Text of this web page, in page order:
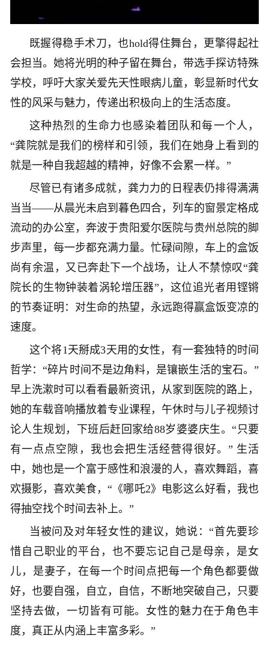
既握得稳手术刀，也hold得住舞台，更擎得起社
会担当。她将光明的种子留在舞台，带选手探访特殊
学校，呼吁大家关爱先天性眼病儿童，彰显新时代女
性的风采与魅力，传递出积极向上的生活态度。
这种热烈的生命力也感染着团队和每一个人，
“龚院就是我们的榜样和引领，我们在她身上看到的
就是一种自我超越的精神，好像不会累一样。”
尽管已有诸多成就，龚力力的日程表仍排得满满
当当——从晨光未启到暮色四合，列车的窗景定格成
流动的办公室，奔波于贵阳爱尔医院与贵州总院的脚
步声里，每一步都充满力量。忙碌间隙，车上的盒饭
尚有余温，又已奔赴下一个战场，让人不禁惊叹“龚
院长的生物钟装着涡轮增压器”，这位追光者用铿锵
的节奏证明：对生命的热望，永远跑得赢盒饭变凉的
速度。
这个将1天掰成3天用的女性，有一套独特的时间
哲学：“碎片时间不是边角料，是镶嵌生活的宝石。”
早上洗漱时可以看看最新资讯，从家到医院的路上，
她的车载音响播放着专业课程，午休时与儿子视频讨
论人生规划，下班后赶回家给88岁婆婆庆生。“只要
有一点点空隙，我也会把生活经营得很好。” 生活
中，她也是一个富于感性和浪漫的人，喜欢舞蹈，喜
欢摄影，喜欢美食，“《哪吒2》电影这么好看，我也
得抽空找个时间去补上。”
当被问及对年轻女性的建议，她说：“首先要珍
惜自己职业的平台，也不要忘记自己是母亲，是女
儿，是妻子，在每一个时间点把每一个角色都要做
好，也要自强，自立，自信，不断地突破自己，只要
坚持去做，一切皆有可能。女性的魅力在于角色丰
度，真正从内涵上丰富多彩。”